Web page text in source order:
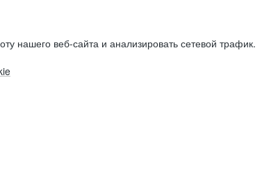
нашего веб-сайта и анализировать сетевой трафик.